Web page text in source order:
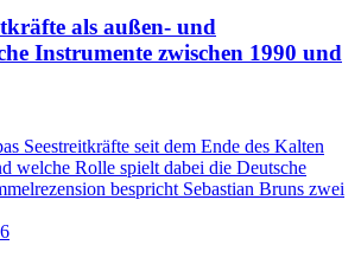
als außen- und
Instrumente zwischen 1990 und
Seestreitkräfte seit dem Ende des Kalten
welche Rolle spielt dabei die Deutsche
bespricht Sebastian Bruns zwei